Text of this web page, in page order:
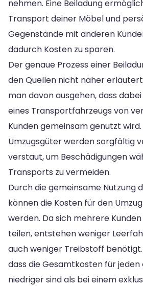
nehmen. Eine Beiladung
Transport deiner Möbel und
Gegenstände mit anderen
dadurch Kosten zu sparen.
Der genaue Prozess einer
den Quellen nicht näher
man davon ausgehen, dass
eines Transportfahrzeugs von
Kunden gemeinsam genutzt
Umzugsgüter werden sorgfältig
verstaut, um Beschädigungen
Transports zu vermeiden.
Durch die gemeinsame Nutzung
können die Kosten für den
werden. Da sich mehrere
teilen, entstehen weniger
auch weniger Treibstoff
dass die Gesamtkosten für jeden
niedriger sind als bei einem